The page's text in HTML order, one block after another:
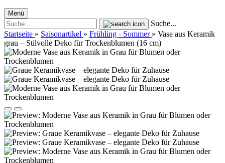
Menü
Suche...
Startseite » Saisonartikel » Frühling - Sommer » Vase aus Keramik
grau – Stilvolle Deko für Trockenblumen (16 cm)